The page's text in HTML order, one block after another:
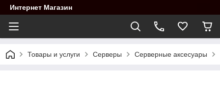
Интернет Магазин
Товары и услуги Cерверы Серверные аксесуары